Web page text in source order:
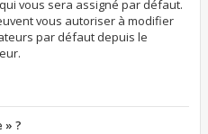
vous sera assigné par défaut.
vous autoriser à modifier
par défaut depuis le
» ?